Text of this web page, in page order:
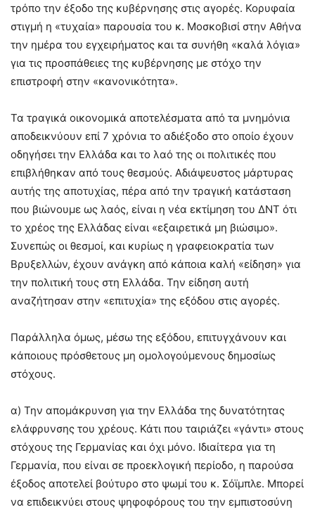
τρόπο την έξοδο της κυβέρνησης στις αγορές. Κορυφαία
στιγμή η «τυχαία» παρουσία του κ. Μοσκοβισί στην Αθήνα
την ημέρα του εγχειρήματος και τα συνήθη «καλά λόγια»
για τις προσπάθειες της κυβέρνησης με στόχο την
επιστροφή στην «κανονικότητα».
Τα τραγικά οικονομικά αποτελέσματα από τα μνημόνια
αποδεικνύουν επί 7 χρόνια το αδιέξοδο στο οποίο έχουν
οδηγήσει την Ελλάδα και το λαό της οι πολιτικές που
επιβλήθηκαν από τους θεσμούς. Αδιάψευστος μάρτυρας
αυτής της αποτυχίας, πέρα από την τραγική κατάσταση
που βιώνουμε ως λαός, είναι η νέα εκτίμηση του ΔΝΤ ότι
το χρέος της Ελλάδας είναι «εξαιρετικά μη βιώσιμο».
Συνεπώς οι θεσμοί, και κυρίως η γραφειοκρατία των
Βρυξελλών, έχουν ανάγκη από κάποια καλή «είδηση» για
την πολιτική τους στη Ελλάδα. Την είδηση αυτή
αναζήτησαν στην «επιτυχία» της εξόδου στις αγορές.
Παράλληλα όμως, μέσω της εξόδου, επιτυγχάνουν και
κάποιους πρόσθετους μη ομολογούμενους δημοσίως
στόχους.
α) Την απομάκρυνση για την Ελλάδα της δυνατότητας
ελάφρυνσης του χρέους. Κάτι που ταιριάζει «γάντι» στους
στόχους της Γερμανίας και όχι μόνο. Ιδιαίτερα για τη
Γερμανία, που είναι σε προεκλογική περίοδο, η παρούσα
έξοδος αποτελεί βούτυρο στο ψωμί του κ. Σόϊμπλε. Μπορεί
να επιδεικνύει στους ψηφοφόρους του την εμπιστοσύνη